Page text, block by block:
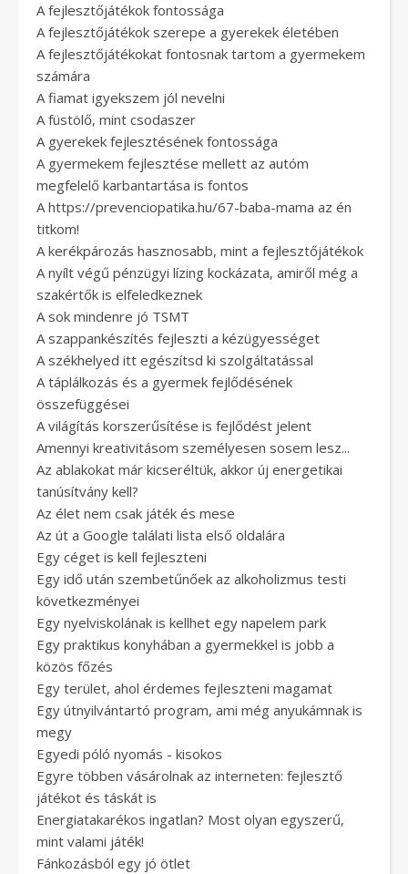
A fejlesztőjátékok fontossága
A fejlesztőjátékok szerepe a gyerekek életében
A fejlesztőjátékokat fontosnak tartom a gyermekem
számára
A fiamat igyekszem jól nevelni
A füstölő, mint csodaszer
A gyerekek fejlesztésének fontossága
A gyermekem fejlesztése mellett az autóm
megfelelő karbantartása is fontos
A https://prevenciopatika.hu/67-baba-mama az én
titkom!
A kerékpározás hasznosabb, mint a fejlesztőjátékok
A nyílt végű pénzügyi lízing kockázata, amiről még a
szakértők is elfeledkeznek
A sok mindenre jó TSMT
A szappankészítés fejleszti a kézügyességet
A székhelyed itt egészítsd ki szolgáltatással
A táplálkozás és a gyermek fejlődésének
összefüggései
A világítás korszerűsítése is fejlődést jelent
Amennyi kreativitásom személyesen sosem lesz...
Az ablakokat már kicseréltük, akkor új energetikai
tanúsítvány kell?
Az élet nem csak játék és mese
Az út a Google találati lista első oldalára
Egy céget is kell fejleszteni
Egy idő után szembetűnőek az alkoholizmus testi
következményei
Egy nyelviskolának is kellhet egy napelem park
Egy praktikus konyhában a gyermekkel is jobb a
közös főzés
Egy terület, ahol érdemes fejleszteni magamat
Egy útnyilvántartó program, ami még anyukámnak is
megy
Egyedi póló nyomás - kisokos
Egyre többen vásárolnak az interneten: fejlesztő
játékot és táskát is
Energiatakarékos ingatlan? Most olyan egyszerű,
mint valami játék!
Fánkozásból egy jó ötlet